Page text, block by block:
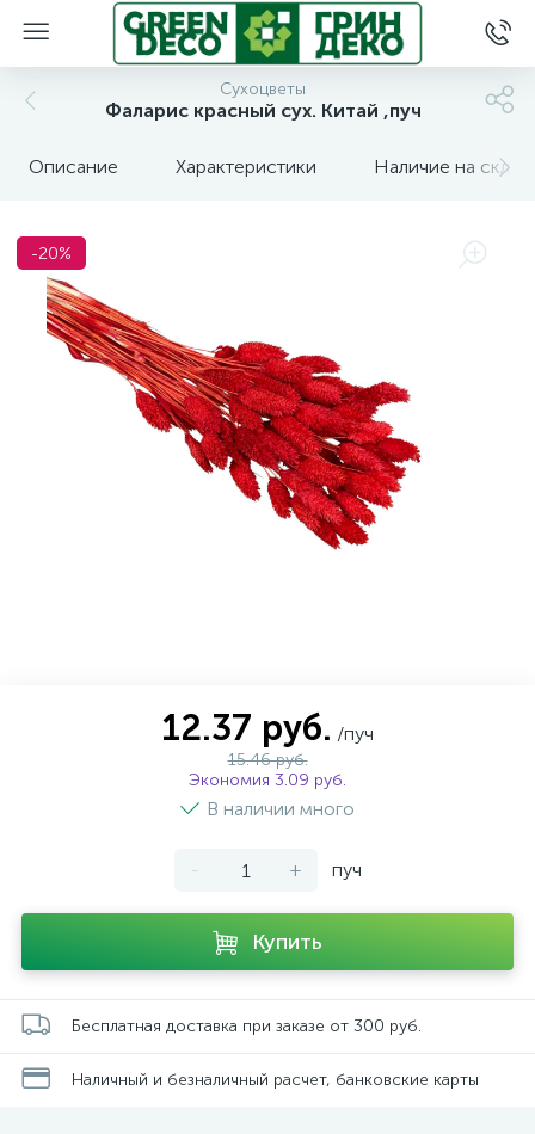
Сухоцветы
Фаларис красный сух. Китай ,пуч
Описание Характеристики Наличие на
-20%
12.37 руб. /пуч
15.46 руб.
Экономия 3.09 руб.
В наличии много
- + пуч
Купить
Бесплатная доставка при заказе от 300 руб.
Наличный и безналичный расчет, банковские карты